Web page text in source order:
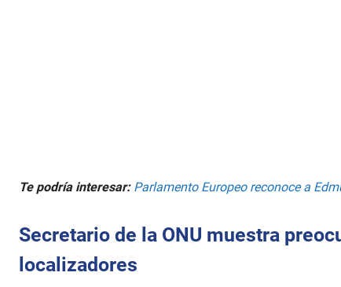
Te podría interesar: Parlamento Europeo reconoce a
Secretario de la ONU muestra
localizadores